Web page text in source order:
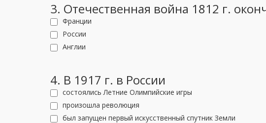
3. Отечественная война 1812 г.
Франции
России
Англии
4. В 1917 г. в России
состоялись Летние Олимпийские игры
произошла революция
был запущен первый искусственный спутник Земли